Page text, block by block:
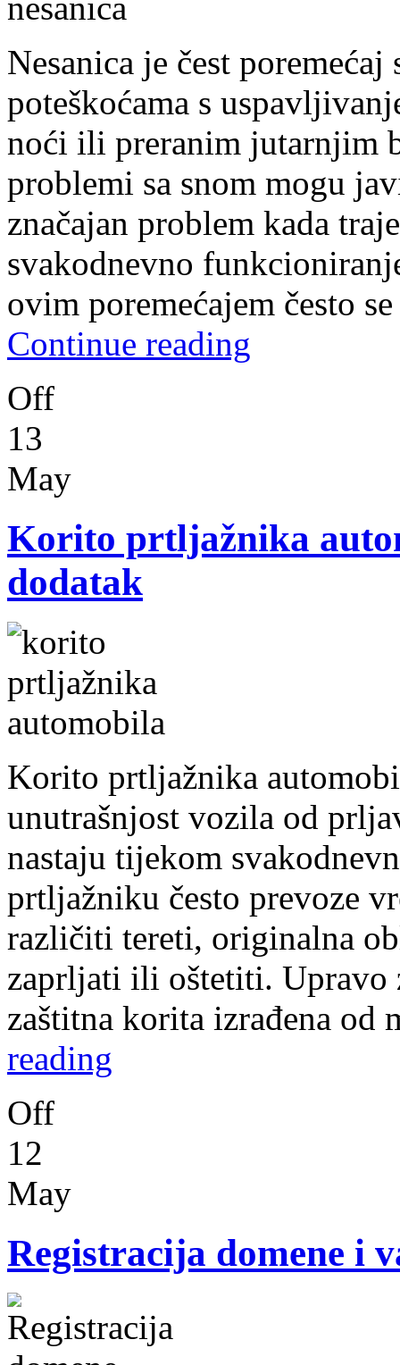
Nesanica je čest
poteškoćama s
noći ili preranim jutarnjim
problemi sa snom mogu
značajan problem kada
svakodnevno
ovim poremećajem često
Continue reading
Off
13
May
Korito prtljažnika
dodatak
Korito prtljažnika
unutrašnjost vozila od
nastaju tijekom
prtljažniku često prevoze
različiti tereti, originalna
zaprljati ili oštetiti. Upravo
zaštitna korita izrađena
reading
Off
12
May
Registracija domene i